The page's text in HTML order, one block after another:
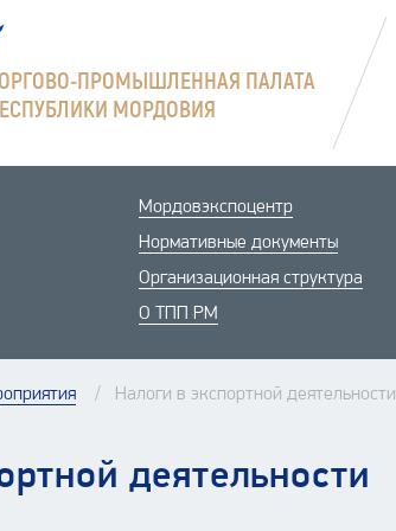
ПРОМЫШЛЕННАЯ ПАЛАТА
МОРДОВИЯ
Мордовэкспоцентр
Нормативные документы
Организационная структура
О ТПП РМ
Налоги в экспортной деятельности
деятельности